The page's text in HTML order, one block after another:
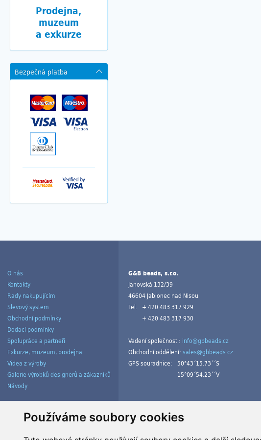
Používáme soubory cookies
Prodejna,
muzeum
a exkurze
Bezpečná platba
O nás
Kontakty
Rady nakupujícím
Slevový system
Obchodní podmínky
Dodací podmínky
Spolupráce a partneři
Exkurze, muzeum, prodejna
Videa z výroby
Galerie výrobků designerů a zákazníků
Návody
G&B beads, s.r.o.
Janovská 132/39
46604 Jablonec nad Nisou
Tel.
+ 420 483 317 929
+ 420 483 317 930
Vedení společnosti: info@gbbeads.cz
Obchodní oddělení: sales@gbbeads.cz
GPS souradnice:
50°43´15.73´´S
15°09´54.23´´V